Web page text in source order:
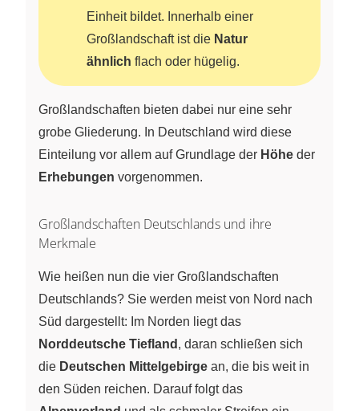
Einheit bildet. Innerhalb einer
Großlandschaft ist die Natur
ähnlich flach oder hügelig.
Großlandschaften bieten dabei nur eine sehr
grobe Gliederung. In Deutschland wird diese
Einteilung vor allem auf Grundlage der Höhe der
Erhebungen vorgenommen.
Großlandschaften Deutschlands und ihre
Merkmale
Wie heißen nun die vier Großlandschaften
Deutschlands? Sie werden meist von Nord nach
Süd dargestellt: Im Norden liegt das
Norddeutsche Tiefland , daran schließen sich
die Deutschen Mittelgebirge an, die bis weit in
den Süden reichen. Darauf folgt das